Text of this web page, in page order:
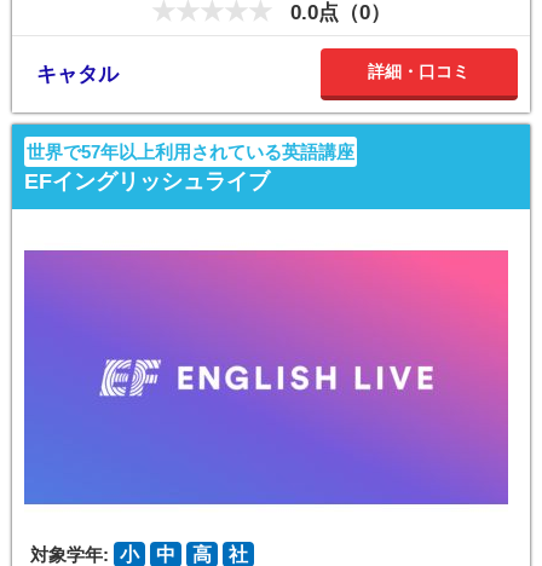
0.0点（0）
キャタル 詳細・口コミ
世界で57年以上利用されている英語講座
EFイングリッシュライブ
対象学年: 小 中 高
社